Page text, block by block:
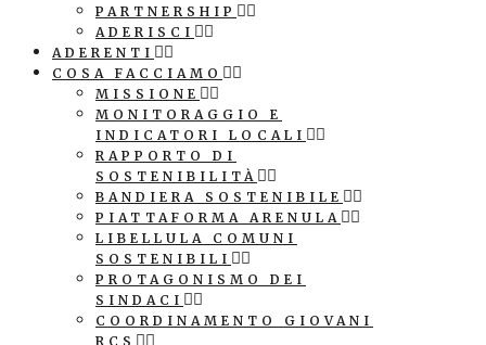
PARTNERSHIP
ADERISCI
ADERENTI
COSA FACCIAMO
MISSIONE
MONITORAGGIO E
INDICATORI LOCALI
RAPPORTO DI
SOSTENIBILITÀ
BANDIERA SOSTENIBILE
PIATTAFORMA ARENULA
LIBELLULA COMUNI
SOSTENIBILI
PROTAGONISMO DEI
SINDACI
COORDINAMENTO GIOVANI
RCS